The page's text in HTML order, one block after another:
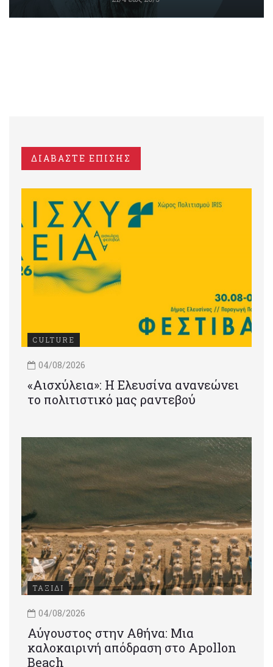
ΔΙΑΒΑΣΤΕ ΕΠΙΣΗΣ
CULTURE
04/08/2026
«Αισχύλεια»: Η Ελευσίνα ανανεώνει
το πολιτιστικό μας ραντεβού
ΤΑΞΙΔΙ
04/08/2026
Αύγουστος στην Αθήνα: Μια
καλοκαιρινή απόδραση στο Apollon
Beach